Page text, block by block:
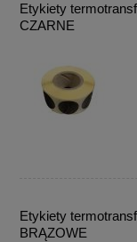
Etykiety
CZARNE
Etykiety
BRĄZOWE